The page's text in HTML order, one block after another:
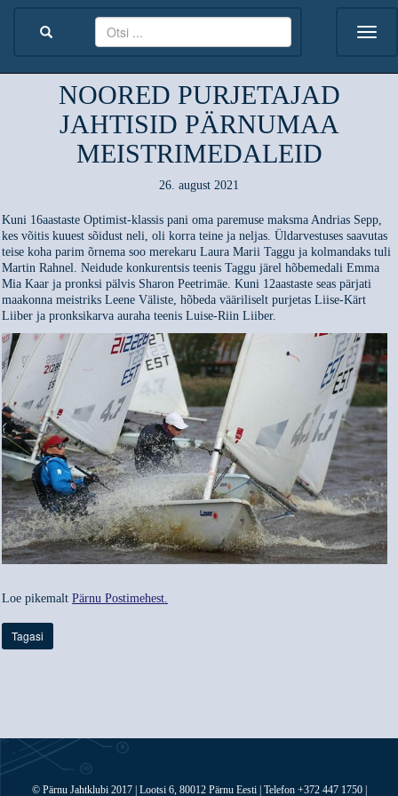
NOORED PURJETAJAD
JAHTISID PÄRNUMAA
MEISTRIMEDALEID
26. august 2021
Kuni 16aastaste Optimist-klassis pani oma paremuse maksma Andrias Sepp,
kes võitis kuuest sõidust neli, oli korra teine ja neljas. Üldarvestuses saavutas
teise koha parim õrnema soo merekaru Laura Marii Taggu ja kolmandaks tuli
Martin Rahnel. Neidude konkurentsis teenis Taggu järel hõbemedali Emma
Mia Kaar ja pronksi pälvis Sharon Peetrimäe. Kuni 12aastaste seas pärjati
maakonna meistriks Leene Väliste, hõbeda vääriliselt purjetas Liise-Kärt
Liiber ja pronksikarva auraha teenis Luise-Riin Liiber.
Loe pikemalt Pärnu Postimehest.
Tagasi
© Pärnu Jahtklubi 2017 | Lootsi 6, 80012 Pärnu Eesti | Telefon +372 447 1750 |